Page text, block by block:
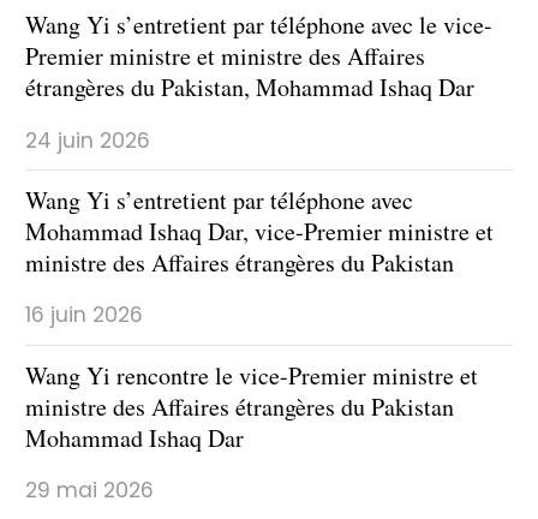
​Wang Yi s’entretient par téléphone avec le vice-
Premier ministre et ministre des Affaires
étrangères du Pakistan, Mohammad Ishaq Dar
24 juin 2026
Wang Yi s’entretient par téléphone avec
Mohammad Ishaq Dar, vice-Premier ministre et
ministre des Affaires étrangères du Pakistan
16 juin 2026
Wang Yi rencontre le vice-Premier ministre et
ministre des Affaires étrangères du Pakistan
Mohammad Ishaq Dar
29 mai 2026